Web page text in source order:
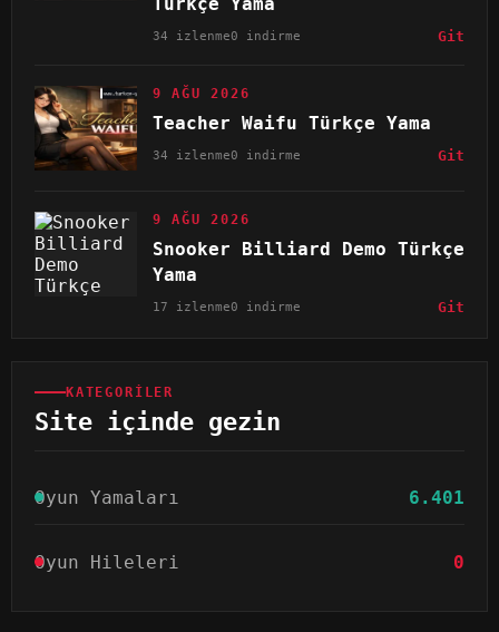
34 izlenme0 indirme Git
9 AĞU 2026
Teacher Waifu Türkçe Yama
34 izlenme0 indirme Git
9 AĞU 2026
Snooker Billiard Demo Türkçe
Yama
17 izlenme0 indirme Git
KATEGORILER
Site içinde gezin
Oyun Yamaları 6.401
Oyun Hileleri 0